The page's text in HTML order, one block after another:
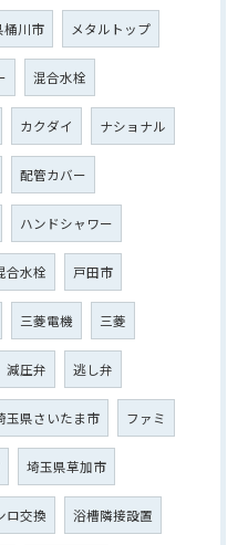
桶川市 メタルトップ
混合水栓
カクダイ ナショナル
配管カバー
ハンドシャワー
合水栓 戸田市
三菱電機 三菱
減圧弁 逃し弁
玉県さいたま市 ファミ
埼玉県草加市
ロ交換 浴槽隣接設置